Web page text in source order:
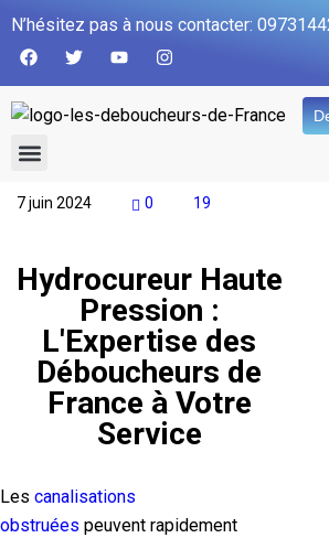
N’hésitez pas à nous contacter:
7 juin 2024 0 19
Hydrocureur Haute
Pression :
L'Expertise des
Déboucheurs de
France à Votre
Service
Les canalisations
obstruées peuvent rapidement